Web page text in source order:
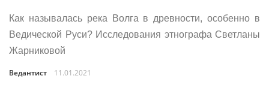
Как называлась река Волга в древности, особенно в
Ведической Руси? Исследования этнографа Светланы
Жарниковой
Ведантист 11.01.2021